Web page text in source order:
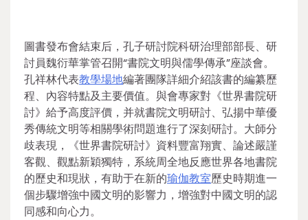
圖書發布會結束后，孔子研討院科研治理部部長、研
討員魏衍華掌管召開“書院文明與儒學傳承”座談會。
孔祥林代表教學場地編著團隊詳細介紹該書的編纂歷
程、內容特點及主要價值。與會專家對《世界書院研
討》給予高度評價，并就書院文明研討、弘揚中華優
秀傳統文明等相關學術問題進行了深刻研討。大師分
歧表現，《世界書院研討》資料豐富翔實、論述嚴謹
客觀、觀點新穎獨特，系統周全地反應世界各地書院
的歷史和現狀，有助于在新的瑜伽教室歷史時期進一
個步驟增強中國文明的影響力，增強對中國文明的認
同感和向心力。